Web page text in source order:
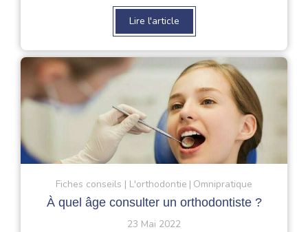
Lire l'article
Fiches conseils L'orthodontie Omnipratique
À quel âge consulter un orthodontiste ?
23 Mai 2022